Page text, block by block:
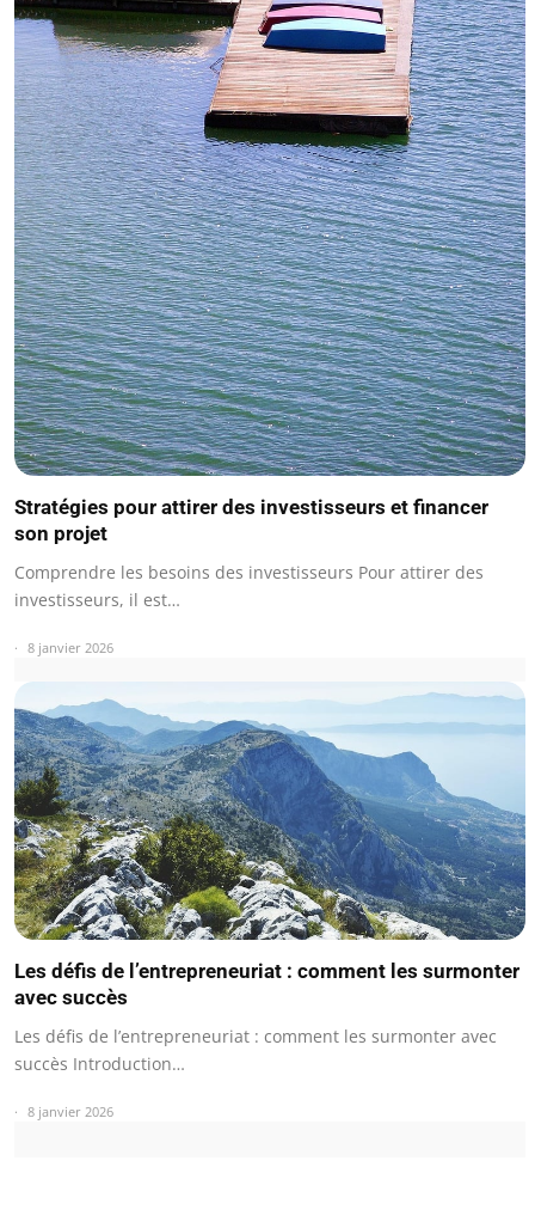
Stratégies pour attirer des investisseurs et financer
son projet
Comprendre les besoins des investisseurs Pour attirer des
investisseurs, il est…
8 janvier 2026
Les défis de l’entrepreneuriat : comment les surmonter
avec succès
Les défis de l’entrepreneuriat : comment les surmonter avec
succès Introduction…
8 janvier 2026